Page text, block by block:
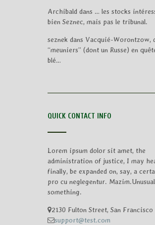
Archibald dans … les stocks
bien Seznec, mais pas le tribunal.
seznek dans Vacquié-Worontzow,
“meuniers” (dont un Russe) en
blé…
QUICK CONTACT INFO
Lorem ipsum dolor sit amet, the
administration of justice, I may
finally, be expanded on, say, a
pro cu neglegentur.
something.
2130 Fulton Street, San Francisco
support@test.com